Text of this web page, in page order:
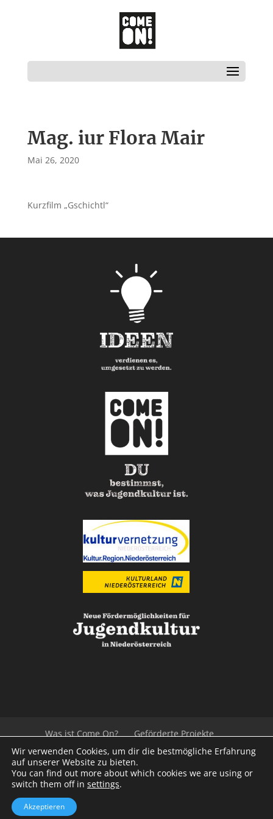
Mag. iur Flora Mair
Mai 26, 2020
Kurzfilm „Gschichtl“
Was ist Come On?
Geförderte Projekte
Der Beirat
Impressum/Datenschutz
Links
Presse
© 2020Kulturvernetzung Niederösterreich
Wir verwenden Cookies, um dir die bestmögliche Erfahrung
auf unserer Website zu bieten.
You can find out more about which cookies we are using or
switch them off in settings.
Akzeptieren